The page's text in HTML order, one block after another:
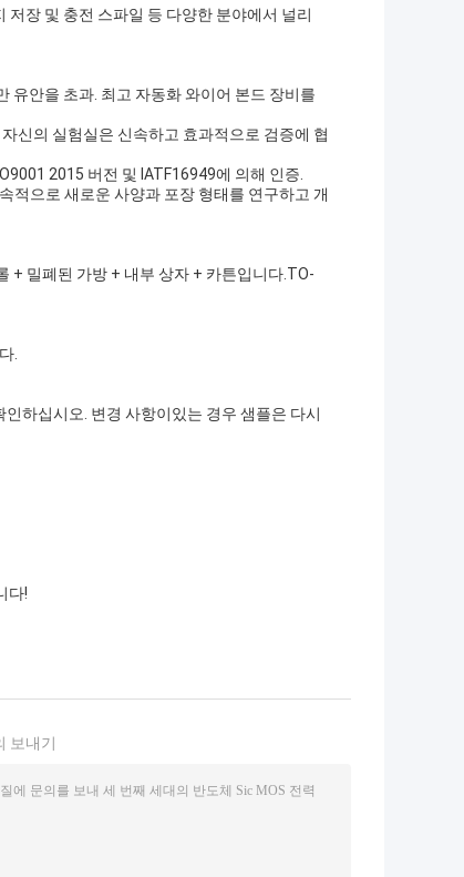
저장 및 충전 스파일 등 다양한 분야에서 널리
유안을 초과. 최고 자동화 와이어 본드 장비를
신의 실험실은 신속하고 효과적으로 검증에 협
2015 버전 및 IATF16949에 의해 인증.
적으로 새로운 사양과 포장 형태를 연구하고 개
+ 밀폐된 가방 + 내부 상자 + 카튼입니다.TO-
.
하십시오. 변경 사항이있는 경우 샘플은 다시
다!
보내기